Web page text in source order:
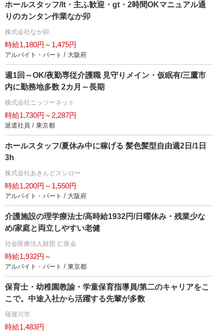
ホールスタッフ/lt・主ふ歓迎・gt・2時間OKマニュアル通
りのカンタン作業なか卯
株式会社なか卯
時給1,180円～1,475円
アルバイト・パート / 大阪府
週1回～OK/夜勤専従介護職 見守りメイン・仮眠有/三鷹市
内に勤務地多数 2カ月～長期
株式会社ニッソーネット
時給1,730円～2,287円
派遣社員 / 東京都
ホールスタッフ/夏休み中に稼げる 髪色髪型自由週2日/1日
3h
株式会社あきんどスシロー
時給1,200円～1,550円
アルバイト・パート / 大阪府
介護施設の理学療法士/高時給1932円/日曜休み・残業少な
め/家庭と両立しやすい老健
社会医療法人財団 仁医会
時給1,932円～
アルバイト・パート / 東京都
保育士・幼稚園教諭・学童保育指導員/第二のキャリアをこ
こで。中途入社から活躍する先輩が多数
寝屋川市
時給1,483円